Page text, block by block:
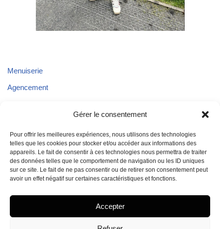
Gérer le consentement
Pour offrir les meilleures expériences, nous utilisons des technologies
telles que les cookies pour stocker et/ou accéder aux informations des
appareils. Le fait de consentir à ces technologies nous permettra de traiter
des données telles que le comportement de navigation ou les ID uniques
sur ce site. Le fait de ne pas consentir ou de retirer son consentement peut
avoir un effet négatif sur certaines caractéristiques et fonctions.
Accepter
Menuiserie
Agencement
Aménagements extérieurs
Aménagement de véhicules